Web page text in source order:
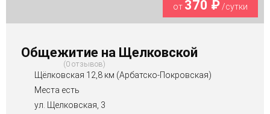
от 370 ₽/сутки
Общежитие на Щелковской
0 отзывов
Щёлковская 12,8 км (Арбатско-Покровская)
Места есть
ул. Щелковская, 3